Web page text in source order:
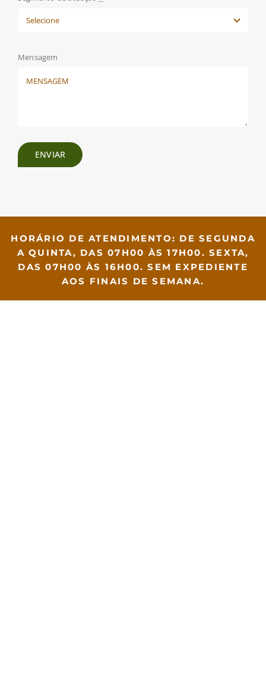
Mensagem
ENVIAR
HORÁRIO DE ATENDIMENTO: DE SEGUNDA
A QUINTA, DAS 07H00 ÀS 17H00. SEXTA,
DAS 07H00 ÀS 16H00. SEM EXPEDIENTE
AOS FINAIS DE SEMANA.